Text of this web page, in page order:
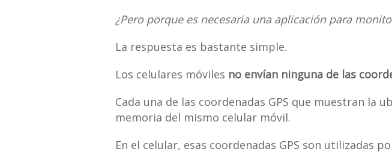
¿Pero porque es necesaria una aplicación para
La respuesta es bastante simple.
Los celulares móviles no envían ninguna de las
Cada una de las coordenadas GPS que muestran la
memoria del mismo celular móvil.
En el celular, esas coordenadas GPS son utilizadas